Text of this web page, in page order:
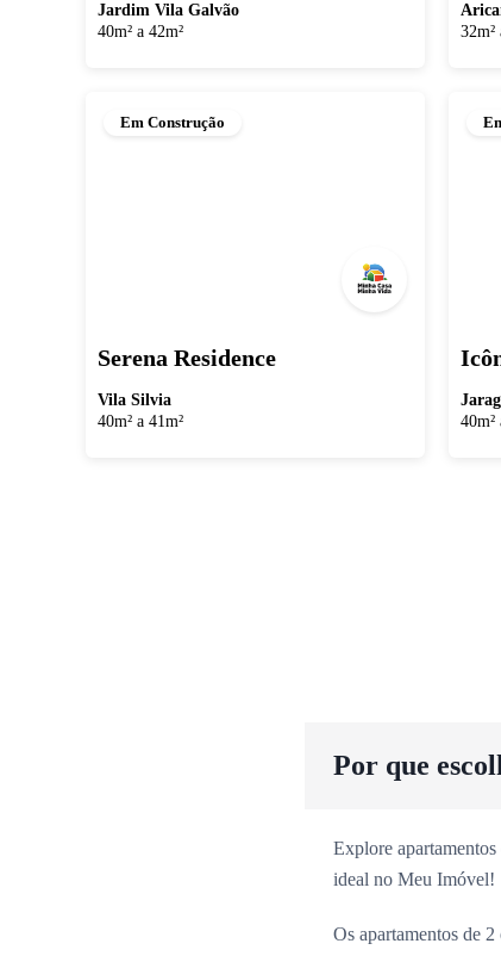
Jardim Vila Galvão
40m² a 42m²
32m²
Em Construção
Serena Residence
Vila Silvia
40m² a 41m²
40m²
Por que
Explore
ideal no Meu Imóvel!
Os apartamentos de